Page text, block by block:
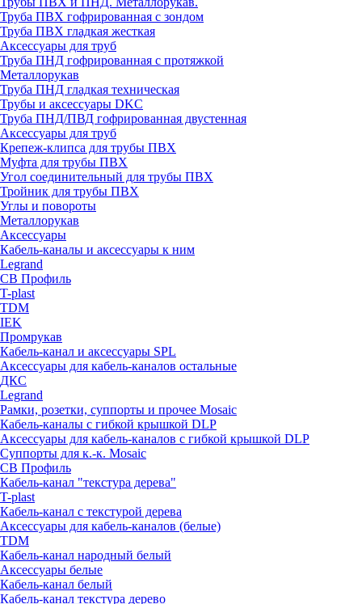
Труба ПВХ гофрированная с зондом
Труба ПВХ гладкая жесткая
Аксессуары для труб
Труба ПНД гофрированная с протяжкой
Металлорукав
Труба ПНД гладкая техническая
Трубы и аксессуары DKC
Труба ПНД/ПВД гофрированная двустенная
Аксессуары для труб
Крепеж-клипса для трубы ПВХ
Муфта для трубы ПВХ
Угол соединительный для трубы ПВХ
Тройник для трубы ПВХ
Углы и повороты
Металлорукав
Аксессуары
Кабель-каналы и аксессуары к ним
Legrand
СВ Профиль
T-plast
TDM
IEK
Промрукав
Кабель-канал и аксессуары SPL
Аксессуары для кабель-каналов остальные
ДКС
Legrand
Рамки, розетки, суппорты и прочее Mosaic
Кабель-каналы с гибкой крышкой DLP
Аксессуары для кабель-каналов с гибкой крышкой DLP
Суппорты для к.-к. Mosaic
СВ Профиль
Кабель-канал "текстура дерева"
T-plast
Кабель-канал с текстурой дерева
Аксессуары для кабель-каналов (белые)
TDM
Кабель-канал народный белый
Аксессуары белые
Кабель-канал белый
Кабель-канал текстура дерево